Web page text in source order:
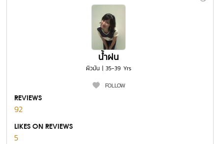
น้ำฝน
ผิวมัน | 35-39 Yrs
FOLLOW
REVIEWS
92
LIKES ON REVIEWS
5